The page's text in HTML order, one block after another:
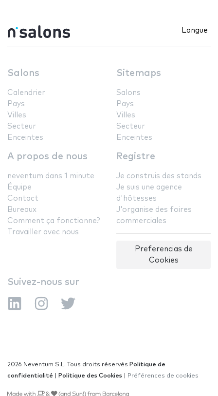
Langue
Salons
Calendrier
Pays
Villes
Secteur
Enceintes
Sitemaps
Salons
Pays
Villes
Secteur
Enceintes
A propos de nous
neventum dans 1 minute
Équipe
Contact
Bureaux
Comment ça fonctionne?
Travailler avec nous
Registre
Je construis des stands
Je suis une agence
d'hôtesses
J'organise des foires
commerciales
Preferencias de
Cookies
Suivez-nous sur
2026 Neventum S.L. Tous droits réservés Politique de
confidentialité
Politique des Cookies Préférences de cookies